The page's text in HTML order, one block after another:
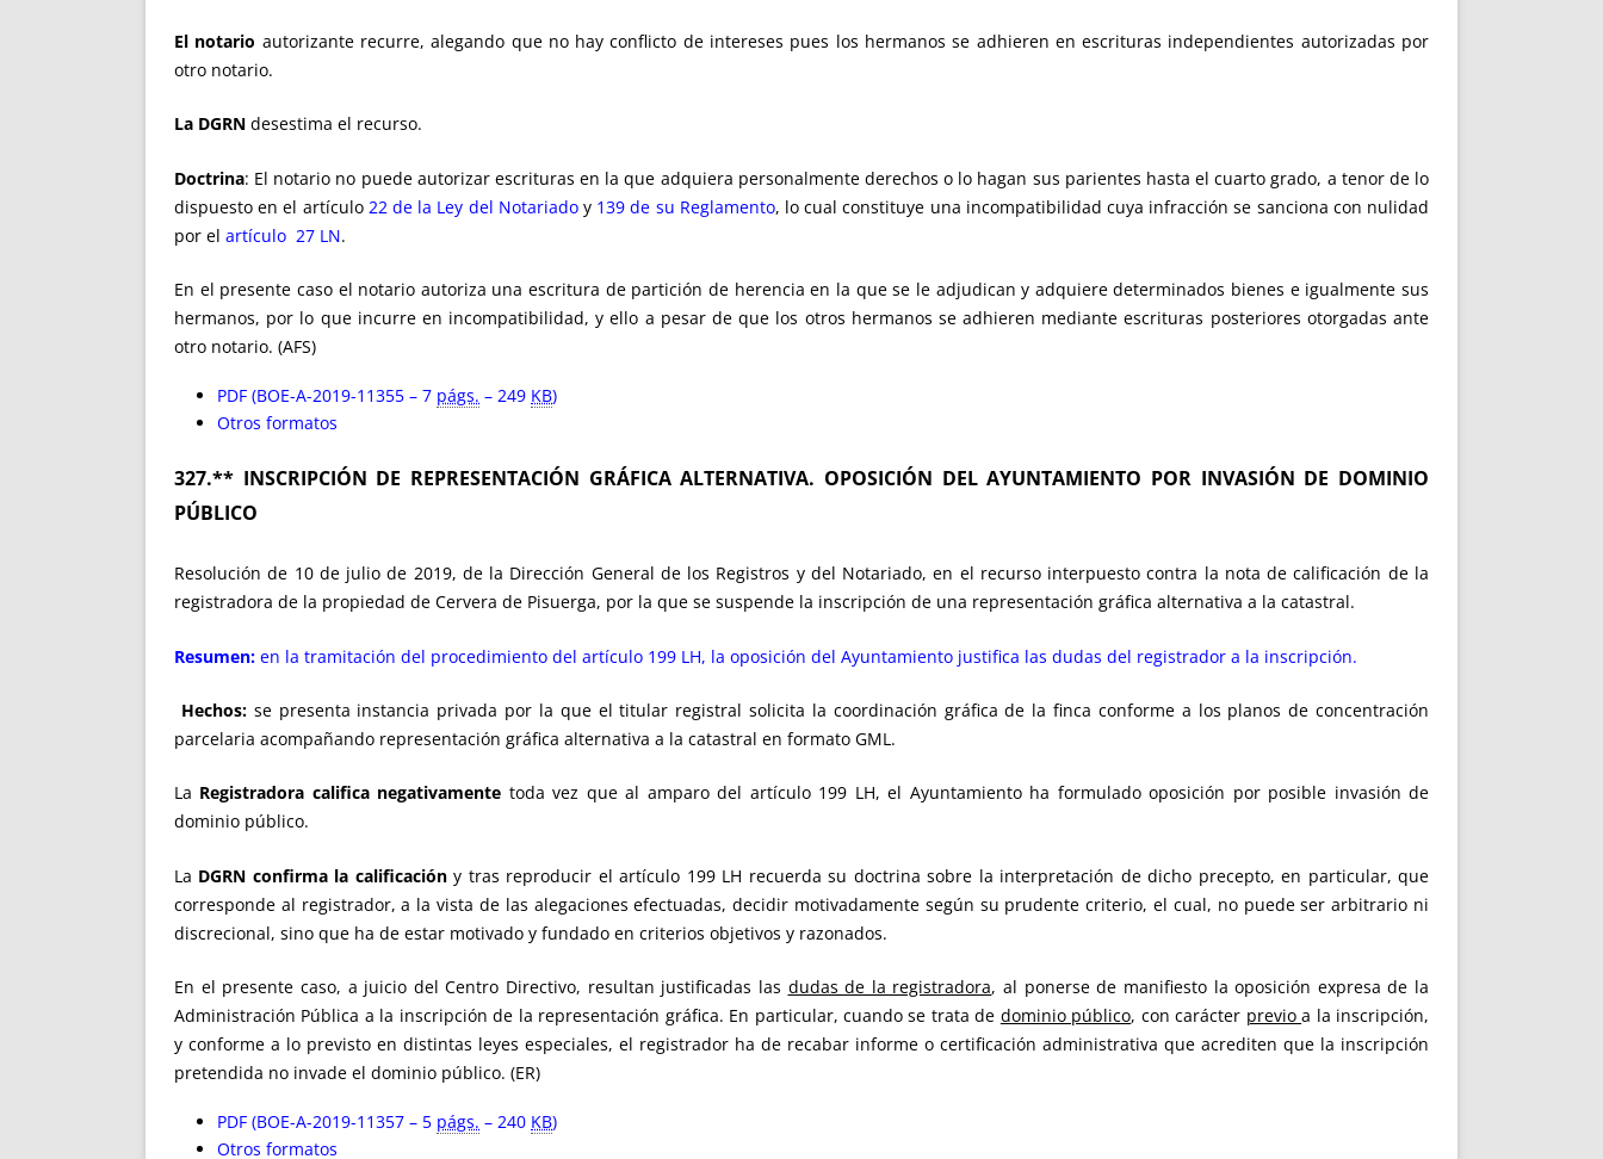
El notario autorizante recurre, alegando que no hay conflicto de intereses pues los hermanos se adhieren en escrituras independientes autorizadas por
otro notario.
La DGRN desestima el recurso.
Doctrina: El notario no puede autorizar escrituras en la que adquiera personalmente derechos o lo hagan sus parientes hasta el cuarto grado, a tenor de lo
dispuesto en el artículo 22 de la Ley del Notariadoy 139 de su Reglamento, lo cual constituye una incompatibilidad cuya infracción se sanciona con nulidad
por el artículo 27 LN.
En el presente caso el notario autoriza una escritura de partición de herencia en la que se le adjudican y adquiere determinados bienes e igualmente sus
hermanos, por lo que incurre en incompatibilidad, y ello a pesar de que los otros hermanos se adhieren mediante escrituras posteriores otorgadas ante
otro notario. (AFS)
PDF (BOE-A-2019-11355 – 7 págs. – 249 KB)
Otros formatos
327.** INSCRIPCIÓN DE REPRESENTACIÓN GRÁFICA ALTERNATIVA. OPOSICIÓN DEL AYUNTAMIENTO POR INVASIÓN DE DOMINIO
PÚBLICO
Resolución de 10 de julio de 2019, de la Dirección General de los Registros y del Notariado, en el recurso interpuesto contra la nota de calificación de la
registradora de la propiedad de Cervera de Pisuerga, por la que se suspende la inscripción de una representación gráfica alternativa a la catastral.
Resumen: en la tramitación del procedimiento del artículo 199 LH, la oposición del Ayuntamiento justifica las dudas del registrador a la inscripción.
Hechos:se presenta instancia privada por la que el titular registral solicita la coordinación gráfica de la finca conforme a los planos de concentración
parcelaria acompañando representación gráfica alternativa a la catastral en formato GML.
La Registradora califica negativamente toda vez que al amparo del artículo 199 LH, el Ayuntamiento ha formulado oposición por posible invasión de
dominio público.
La DGRN confirma la calificacióny tras reproducir el artículo 199 LH recuerda su doctrina sobre la interpretación de dicho precepto, en particular, que
corresponde al registrador, a la vista de las alegaciones efectuadas, decidir motivadamente según su prudente criterio, el cual, no puede ser arbitrario ni
discrecional, sino que ha de estar motivado y fundado en criterios objetivos y razonados.
En el presente caso, a juicio del Centro Directivo, resultan justificadas las dudas de la registradora, al ponerse de manifiesto la oposición expresa de la
Administración Pública a la inscripción de la representación gráfica. En particular, cuando se trata de dominio público, con carácter previoa la inscripción,
y conforme a lo previsto en distintas leyes especiales, el registrador ha de recabar informe o certificación administrativa que acrediten que la inscripción
pretendida no invade el dominio público. (ER)
PDF (BOE-A-2019-11357 – 5 págs. – 240 KB)
Otros formatos